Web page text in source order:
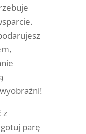
z
parę